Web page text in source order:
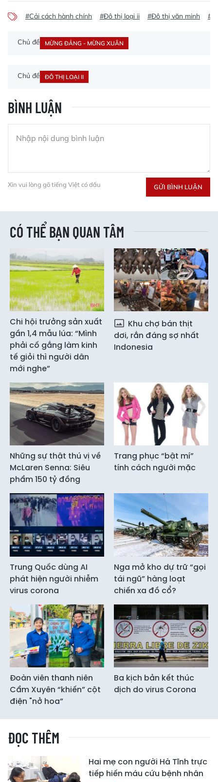
#Cải cách hành chính #Đô thị loại ii #Đô thị văn minh
Chủ đề MỪNG ĐẢNG - MỪNG XUÂN
Chủ đề ĐÔ THỊ LOẠI II
BÌNH LUẬN
Xin vui lòng gõ tiếng Việt có dấu GỬI BÌNH LUẬN
CÓ THỂ BẠN QUAN TÂM
Chi hội trưởng sản xuất
gần 1,4 mẫu lúa: “Mình
phải cố gắng làm kinh
tế giỏi thì người dân
mới nghe”
Khu chợ bán thịt
dơi, rắn đáng sợ nhất
Indonesia
Những sự thật thú vị về
McLaren Senna: Siêu
phẩm 150 tỷ đồng
Trang phục “bật mí”
tính cách người mặc
Trung Quốc dùng AI
phát hiện người nhiễm
virus corona
Nga mở kho dự trữ “gọi
tái ngũ” hàng loạt
chiến xa đồ cổ?
Đoàn viên thanh niên
Cẩm Xuyên “khiến” cột
điện "nở hoa”
Ba kịch bản kết thúc
dịch do virus Corona
ĐỌC THÊM
Hai mẹ con người Hà Tĩnh trực
tiếp hiến máu cứu bệnh nhân